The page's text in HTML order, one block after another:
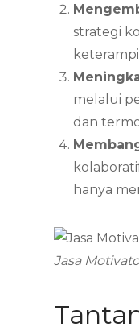
strategi
melalui
dan
hanya
Jasa